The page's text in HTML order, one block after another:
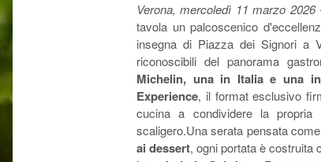
Verona, mercoledì 11 marzo 2026
tavola un palcoscenico
insegna di Piazza dei Signori a
riconoscibili del panorama
Michelin, una in Italia e una
Experience, il format esclusivo
cucina a condividere la
scaligero.Una serata pensata
ai dessert, ogni portata è costruita